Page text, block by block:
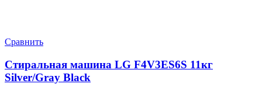
Сравнить
Стиральная машина LG F4V3ES6S 11кг
Silver/Gray Black